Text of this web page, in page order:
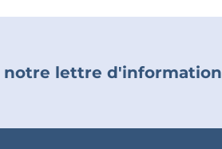
lettre d'information